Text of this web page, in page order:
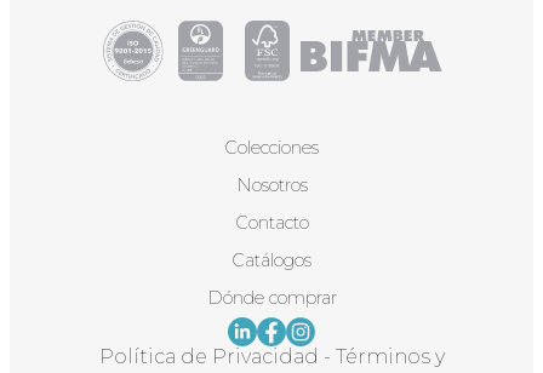
Colecciones
Nosotros
Contacto
Catálogos
Dónde comprar
Política de Privacidad - Términos y